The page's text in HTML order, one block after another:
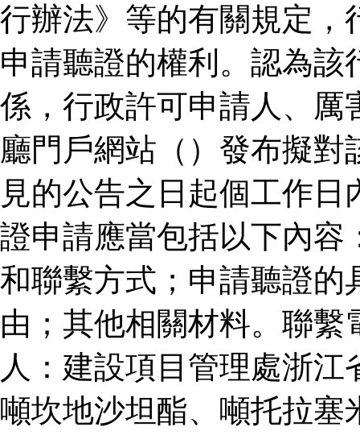
行辦法》等的有關規定，
申請聽證的權利。認為
係，行政許可申請人、厲
廳門戶網站（）發布擬
見的公告之日起個工作
證申請應當包括以下內容
和聯繫方式；申請聽證的
由；其他相關材料。聯
人：建設項目管理處浙
噸坎地沙坦酯、噸托拉塞